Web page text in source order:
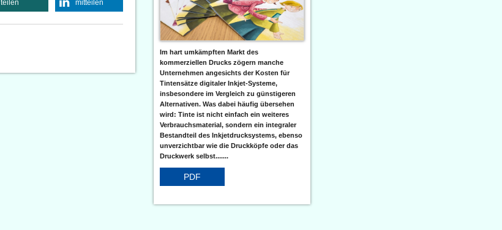
teilen mitteilen
Im hart umkämpften Markt des
kommerziellen Drucks zögern manche
Unternehmen angesichts der Kosten für
Tintensätze digitaler Inkjet-Systeme,
insbesondere im Vergleich zu günstigeren
Alternativen. Was dabei häufig übersehen
wird: Tinte ist nicht einfach ein weiteres
Verbrauchsmaterial, sondern ein integraler
Bestandteil des Inkjetdrucksystems, ebenso
unverzichtbar wie die Druckköpfe oder das
Druckwerk selbst.......
PDF